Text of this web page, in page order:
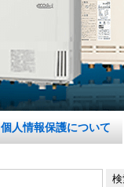
個人情報保護について